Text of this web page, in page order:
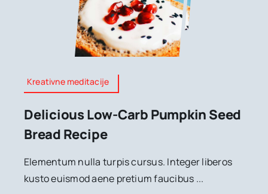
Kreativne meditacije
Delicious Low-Carb Pumpkin Seed
Bread Recipe
Elementum nulla turpis cursus. Integer liberos
kusto euismod aene pretium faucibus ...